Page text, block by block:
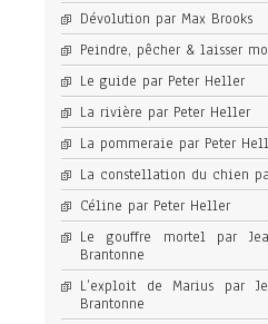
Dévolution par Max Brooks
Peindre, pêcher & laisser
Le guide par Peter Heller
La rivière par Peter Heller
La pommeraie par Peter
La constellation du chien
Céline par Peter Heller
Le gouffre mortel par
Brantonne
L’exploit de Marius par
Brantonne